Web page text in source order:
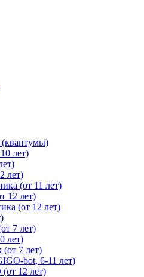
(квантумы)
лет)
лет)
(от 11 лет)
12 лет)
(от 12 лет)
7 лет)
лет)
7 лет)
bot, 6-11 лет)
12 лет)